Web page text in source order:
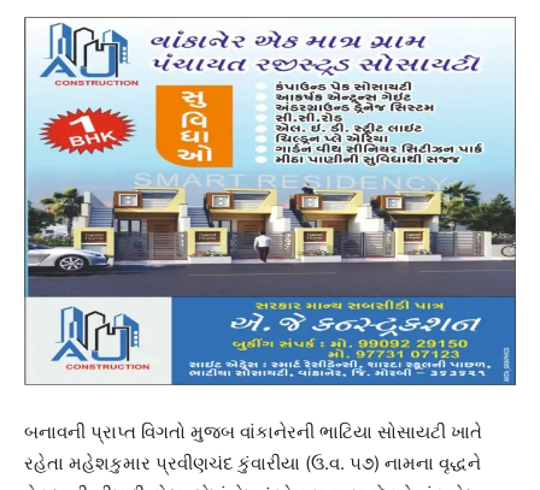
બનાવની પ્રાપ્ત વિગતો મુજબ વાંકાનેરની ભાટિયા સોસાયટી ખાતે
રહેતા મહેશકુમાર પ્રવીણચંદ કુંવારીયા (ઉ.વ. ૫૭) નામના વૃદ્ધને